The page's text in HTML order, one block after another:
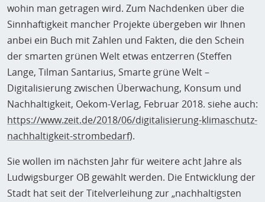
wohin man getragen wird. Zum Nachdenken über die
Sinnhaftigkeit mancher Projekte übergeben wir Ihnen
anbei ein Buch mit Zahlen und Fakten, die den Schein
der smarten grünen Welt etwas entzerren (Steffen
Lange, Tilman Santarius, Smarte grüne Welt –
Digitalisierung zwischen Überwachung, Konsum und
Nachhaltigkeit, Oekom-Verlag, Februar 2018. siehe auch:
https://www.zeit.de/2018/06/digitalisierung-klimaschutz-
nachhaltigkeit-strombedarf).
Sie wollen im nächsten Jahr für weitere acht Jahre als
Ludwigsburger OB gewählt werden. Die Entwicklung der
Stadt hat seit der Titelverleihung zur „nachhaltigsten